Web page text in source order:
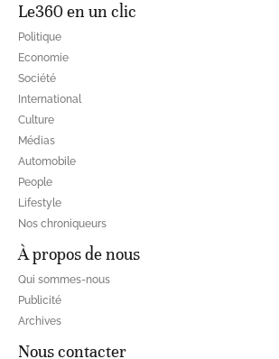
Le360 en un clic
Politique
Economie
Société
International
Culture
Médias
Automobile
People
Lifestyle
Nos chroniqueurs
À propos de nous
Qui sommes-nous
Publicité
Archives
Nous contacter